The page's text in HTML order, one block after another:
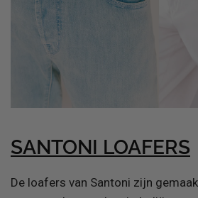
SANTONI LOAFERS
De loafers van Santoni zijn